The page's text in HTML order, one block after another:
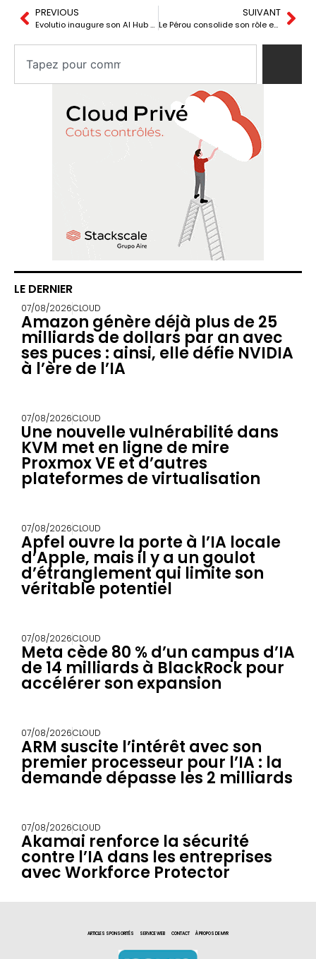
PREVIOUS
Evolutio inaugure son AI Hub avec un investissement de 10 millions d’euros au cours des trois prochaines années.
SUIVANT
Le Pérou consolide son rôle en tant que nouveau hub numérique en Amérique latine avec l’essor des centres de données.
LE DERNIER
07/08/2026CLOUD
Amazon génère déjà plus de 25
milliards de dollars par an avec
ses puces : ainsi, elle défie NVIDIA
à l’ère de l’IA
07/08/2026CLOUD
Une nouvelle vulnérabilité dans
KVM met en ligne de mire
Proxmox VE et d’autres
plateformes de virtualisation
07/08/2026CLOUD
Apfel ouvre la porte à l’IA locale
d’Apple, mais il y a un goulot
d’étranglement qui limite son
véritable potentiel
07/08/2026CLOUD
Meta cède 80 % d’un campus d’IA
de 14 milliards à BlackRock pour
accélérer son expansion
07/08/2026CLOUD
ARM suscite l’intérêt avec son
premier processeur pour l’IA : la
demande dépasse les 2 milliards
07/08/2026CLOUD
Akamai renforce la sécurité
contre l’IA dans les entreprises
avec Workforce Protector
ARTICLES SPONSORITÉS SERVICE WEB CONTACT À PROPOS DE MYR